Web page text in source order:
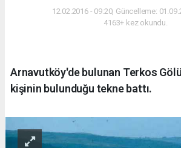
12.02.2016 - 09:20, Güncelleme:
4163+ kez okundu.
Arnavutköy'de bulunan Terkos
kişinin bulunduğu tekne battı.